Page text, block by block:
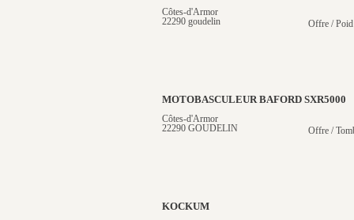
Côtes-d'Armor
22290 goudelin
Offre /
MOTOBASCULEUR BAFORD SXR5000
Côtes-d'Armor
22290 GOUDELIN
Offre /
KOCKUM